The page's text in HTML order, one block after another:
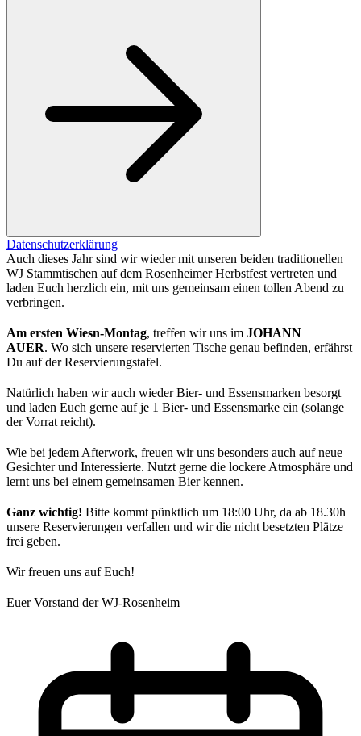
Datenschutzerklärung
Auch dieses Jahr sind wir wieder mit unseren beiden traditionellen
WJ Stammtischen auf dem Rosenheimer Herbstfest vertreten und
laden Euch herzlich ein, mit uns gemeinsam einen tollen Abend zu
verbringen.
Am ersten Wiesn-Montag, treffen wir uns im JOHANN
AUER. Wo sich unsere reservierten Tische genau befinden, erfährst
Du auf der Reservierungstafel.
Natürlich haben wir auch wieder Bier- und Essensmarken besorgt
und laden Euch gerne auf je 1 Bier- und Essensmarke ein (solange
der Vorrat reicht).
Wie bei jedem Afterwork, freuen wir uns besonders auch auf neue
Gesichter und Interessierte. Nutzt gerne die lockere Atmosphäre und
lernt uns bei einem gemeinsamen Bier kennen.
Ganz wichtig! Bitte kommt pünktlich um 18:00 Uhr, da ab 18.30h
unsere Reservierungen verfallen und wir die nicht besetzten Plätze
frei geben.
Wir freuen uns auf Euch!
Euer Vorstand der WJ-Rosenheim